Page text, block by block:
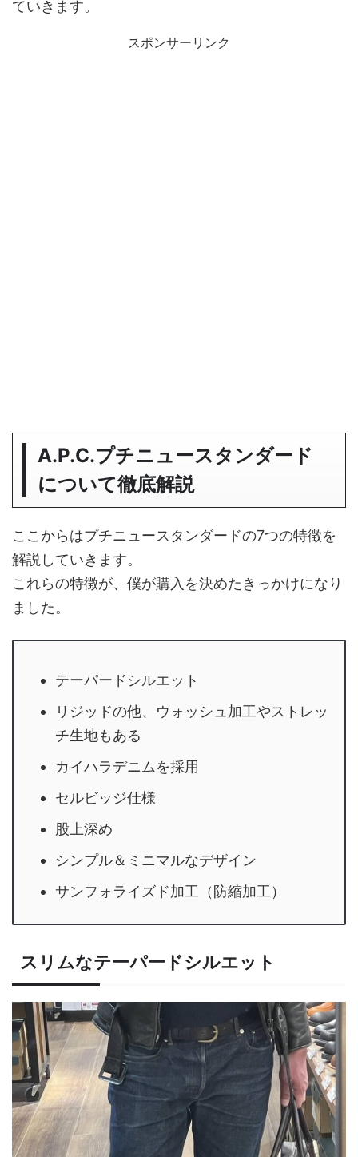
ていきます。
スポンサーリンク
A.P.C.プチニュースタンダード
について徹底解説
ここからはプチニュースタンダードの7つの特徴を
解説していきます。
これらの特徴が、僕が購入を決めたきっかけになり
ました。
テーパードシルエット
リジッドの他、ウォッシュ加工やストレッ
チ生地もある
カイハラデニムを採用
セルビッジ仕様
股上深め
シンプル＆ミニマルなデザイン
サンフォライズド加工（防縮加工）
スリムなテーパードシルエット